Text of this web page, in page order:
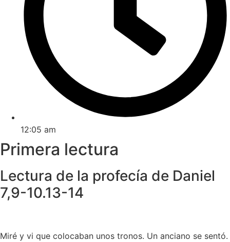
12:05 am
Primera lectura
Lectura de la profecía de Daniel
7,9-10.13-14
Miré y vi que colocaban unos tronos. Un anciano se sentó.